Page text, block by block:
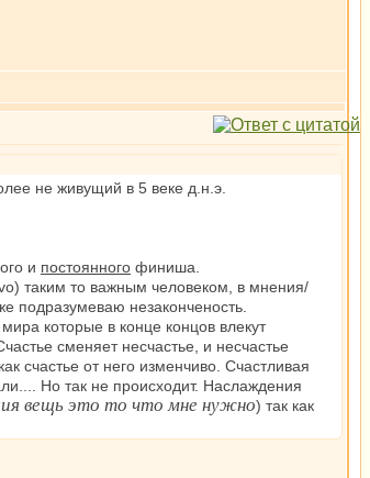
не живущий в 5 веке д.н.э.
и постоянного финиша.
таким то важным человеком, в мнения/
подразумеваю незаконченость.
которые в конце концов влекут
сменяет несчастье, и несчастье
счастье от него изменчиво. Счастливая
Но так не происходит. Наслаждения
вещь это то что мне нужно) так как